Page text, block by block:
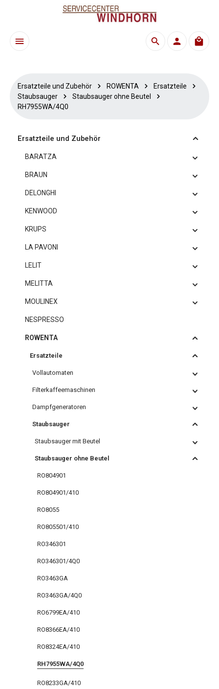
Zum Hauptinhalt springen
Ersatzteile und Zubehör ROWENTA
Ersatzteile
Staubsauger
Staubsauger ohne Beutel
RH7955WA/4Q0
Ersatzteile und Zubehör
BARATZA
BRAUN
DELONGHI
KENWOOD
KRUPS
LA PAVONI
LELIT
MELITTA
MOULINEX
NESPRESSO
ROWENTA
Ersatzteile
Vollautomaten
Filterkaffeemaschinen
Dampfgeneratoren
Staubsauger
Staubsauger mit Beutel
Staubsauger ohne Beutel
RO804901
RO804901/410
RO8055
RO805501/410
RO346301
RO346301/4Q0
RO3463GA
RO3463GA/4Q0
RO6799EA/410
RO8366EA/410
RO8324EA/410
RH7955WA/4Q0
RO8233GA/410